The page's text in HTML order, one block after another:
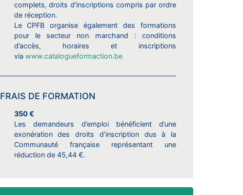
complets, droits d’inscriptions compris par ordre
de réception.
Le CPFB organise également des formations
pour le secteur non marchand : conditions
d’accès, horaires et inscriptions
via www.catalogueformaction.be
FRAIS DE FORMATION
350 €
Les demandeurs d’emploi bénéficient d’une
exonération des droits d’inscription dus à la
Communauté française représentant une
réduction de 45,44 €.